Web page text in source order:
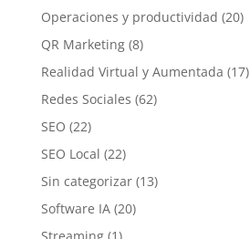
Operaciones y productividad (20)
QR Marketing(8)
Realidad Virtual y Aumentada (17)
Redes Sociales (62)
SEO (22)
SEO Local (22)
Sin categorizar(13)
Software IA(20)